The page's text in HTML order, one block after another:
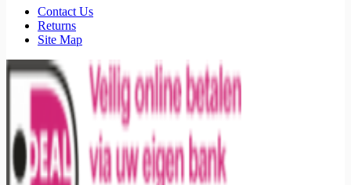
Contact Us
Returns
Site Map